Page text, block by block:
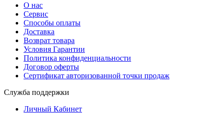
О нас
Сервис
Способы оплаты
Доставка
Возврат товара
Условия Гарантии
Политика конфиденциальности
Договор оферты
Сертификат авторизованной точки продаж
Служба поддержки
Личный Кабинет